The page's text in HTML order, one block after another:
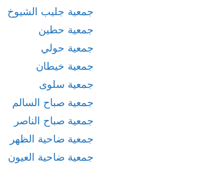
جمعية جليب الشيوخ
جمعية حطين
جمعية حولي
جمعية خيطان
جمعية سلوى
جمعية صباح السالم
جمعية صباح الناصر
جمعية ضاحية الظهر
جمعية ضاحية العيون